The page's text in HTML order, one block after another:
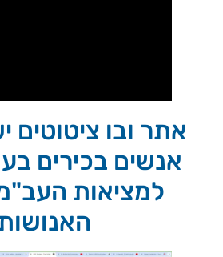
אתר ובו ציטוטים
אנשים בכירים
למציאות